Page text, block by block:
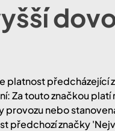
platnost předcházející
Za touto značkou platí
nebo
předchozí značky